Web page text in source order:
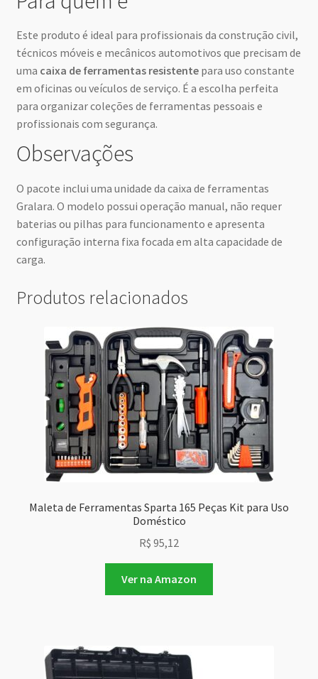
Este produto é ideal para profissionais da construção civil,
técnicos móveis e mecânicos automotivos que precisam de
uma caixa de ferramentas resistentepara uso constante
em oficinas ou veículos de serviço. É a escolha perfeita
para organizar coleções de ferramentas pessoais e
profissionais com segurança.
Observações
O pacote inclui uma unidade da caixa de ferramentas
Gralara. O modelo possui operação manual, não requer
baterias ou pilhas para funcionamento e apresenta
configuração interna fixa focada em alta capacidade de
carga.
Produtos relacionados
Maleta de Ferramentas Sparta 165 Peças Kit para Uso
Doméstico
R$ 95,12
Ver na Amazon